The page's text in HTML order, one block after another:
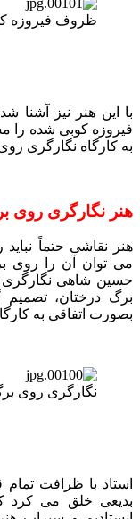
ظروف فیروزه
با این هنر نیز آشنا
فیروزه کوبی شده را
به کارگاه نگارگری
هنر نگارگری روی
هنر نقاشی حتماً
می توان آن را روی
حسین شاهی
برگ درختان، تصمیم
بصورت اتفاقی به
نگارگری روی
استاد با ظرافت
بدیعی خلق می کرد که